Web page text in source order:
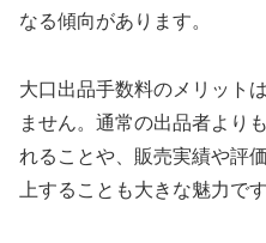
なる傾向があります。
大口出品手数料のメリット
ません。通常の出品者より
れることや、販売実績や評
上することも大きな魅力です